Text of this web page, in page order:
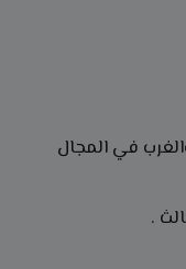
في المجال
.